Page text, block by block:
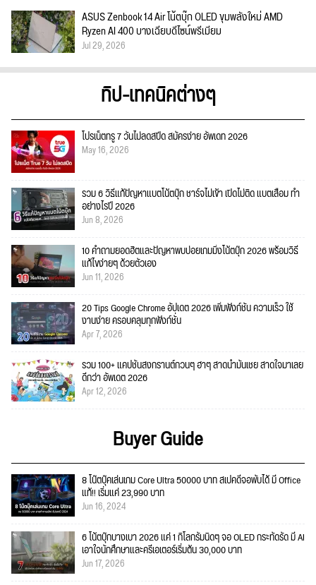
ASUS Zenbook 14 Air โน้ตบุ๊ก OLED ขุมพลังใหม่ AMD
Ryzen AI 400 บางเฉียบดีไซน์พรีเมียม
Jul 29, 2026
ทิป-เทคนิคต่างๆ
โปรเน็ตทรู 7 วันไม่ลดสปีด สมัครง่าย อัพเดท 2026
May 16, 2026
รวม 6 วิธีแก้ปัญหาแบตโน้ตบุ๊ก ชาร์จไม่เข้า เปิดไม่ติด แบตเสื่อม ทำ
อย่างไรปี 2026
Jun 8, 2026
10 คำถามยอดฮิตและปัญหาพบบ่อยเกมมิ่งโน้ตบุ๊ก 2026 พร้อมวิธี
แก้ไขง่ายๆ ด้วยตัวเอง
Jun 11, 2026
20 Tips Google Chrome อัปเดต 2026 เพิ่มฟังก์ชั่น ความเร็ว ใช้
งานง่าย ครอบคลุมทุกฟังก์ชั่น
Apr 7, 2026
รวม 100+ แคปชั่นสงกรานต์กวนๆ ฮาๆ สาดน้ำมันเชย สาดใจมาเลย
ดีกว่า อัพเดต 2026
Apr 12, 2026
Buyer Guide
8 โน๊ตบุ๊คเล่นเกม Core Ultra 50000 บาท สเปคดีจอพับได้ มี Office
แท้!! เริ่มแค่ 23,990 บาท
Jun 16, 2024
6 โน้ตบุ๊กบางเบา 2026 แค่ 1 กิโลกรัมนิดๆ จอ OLED กระทัดรัด มี AI
เอาใจนักศึกษาและครีเอเตอร์เริ่มต้น 30,000 บาท
Jun 17, 2026